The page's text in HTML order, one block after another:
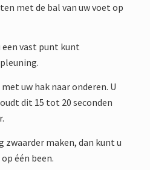
met de bal van uw voet op
een vast punt kunt
uw hak naar onderen. U
dit 15 tot 20 seconden
zwaarder maken, dan kunt u
één been.